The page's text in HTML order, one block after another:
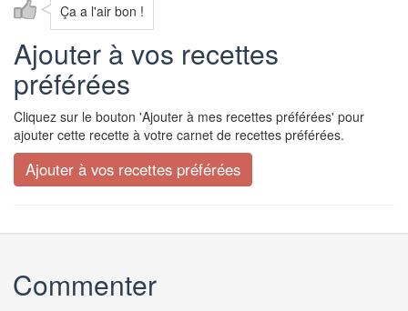
Ça a l'air bon !
Ajouter à vos recettes
préférées
Cliquez sur le bouton 'Ajouter à mes recettes préférées' pour
ajouter cette recette à votre carnet de recettes préférées.
Commenter